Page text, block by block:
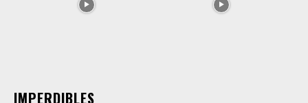
IMPERDIBLES